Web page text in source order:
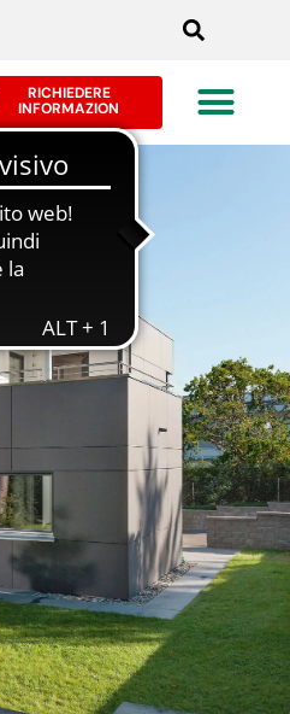
RICHIEDERE
INFORMAZION